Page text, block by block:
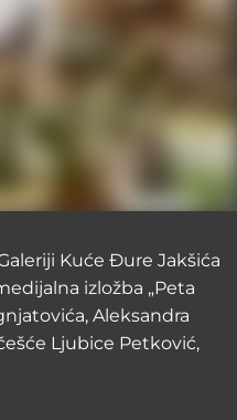
Kuće Đure Jakšića
izložba „Peta
Aleksandra
Ljubice Petković,